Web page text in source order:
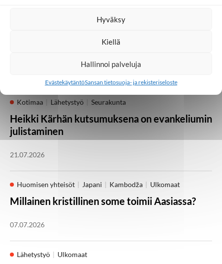
Hyväksy
Kiellä
Hallinnoi palveluja
EvästekäytäntöSansan tietosuoja- ja rekisteriseloste
jäljellä! Medialähetyspäivät Lempäälässä 21.–
Kotimaa Lähetystyö Seurakunta
Heikki Kärhän kutsumuksena on evankeliumin
julistaminen
21.07.2026
Huomisen yhteisöt Japani Kambodža Ulkomaat
Millainen kristillinen some toimii Aasiassa?
07.07.2026
Lähetystyö Ulkomaat